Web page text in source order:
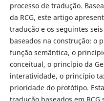
processo de tradução.
da RCG, este artigo
tradução e os seguintes
baseados na construção: o
função semântica, o
conceitual, o princípio da
interatividade, o princípio
prioridade do protótipo.
tradução baseados em